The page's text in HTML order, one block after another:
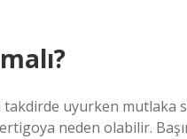
uyurken mutlaka
neden olabilir.